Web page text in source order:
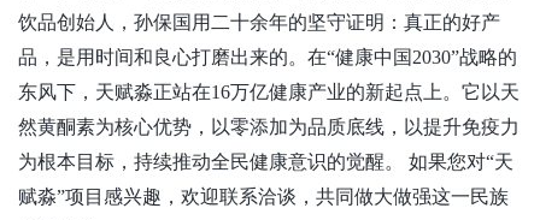
饮品创始人，孙保国用二十余年的坚守证明：真正的好产
品，是用时间和良心打磨出来的。在“健康中国2030”战略的
东风下，天赋淼正站在16万亿健康产业的新起点上。它以天
然黄酮素为核心优势，以零添加为品质底线，以提升免疫力
为根本目标，持续推动全民健康意识的觉醒。 如果您对“天
赋淼”项目感兴趣，欢迎联系洽谈，共同做大做强这一民族